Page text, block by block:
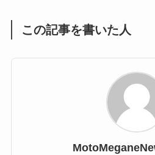
この記事を書いた人